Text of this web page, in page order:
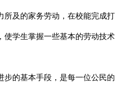
所及的家务劳动，在校能完成打
使学生掌握一些基本的劳动技术
步的基本手段，是每一位公民的